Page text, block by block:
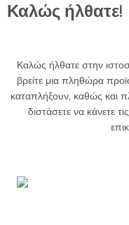
Καλώς ήλθατε!
Καλώς ήλθατε στην
βρείτε μια πληθώρα
καταπλήξουν, καθώς και
διστάσετε να κάνετε